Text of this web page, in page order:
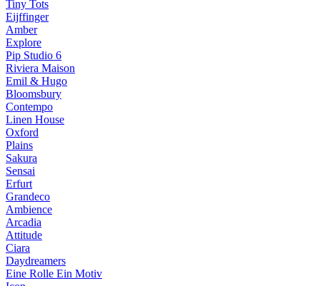
Tiny Tots
Eijffinger
Amber
Explore
Pip Studio 6
Riviera Maison
Emil & Hugo
Bloomsbury
Contempo
Linen House
Oxford
Plains
Sakura
Sensai
Erfurt
Grandeco
Ambience
Arcadia
Attitude
Ciara
Daydreamers
Eine Rolle Ein Motiv